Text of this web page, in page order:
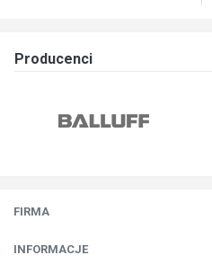
Producenci
FIRMA
INFORMACJE